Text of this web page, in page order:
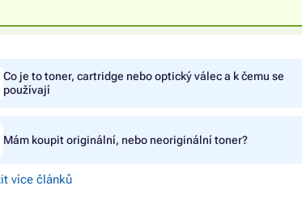
Co je to toner, cartridge nebo optický válec a k čemu se
používají
Mám koupit originální, nebo neoriginální toner?
více článků